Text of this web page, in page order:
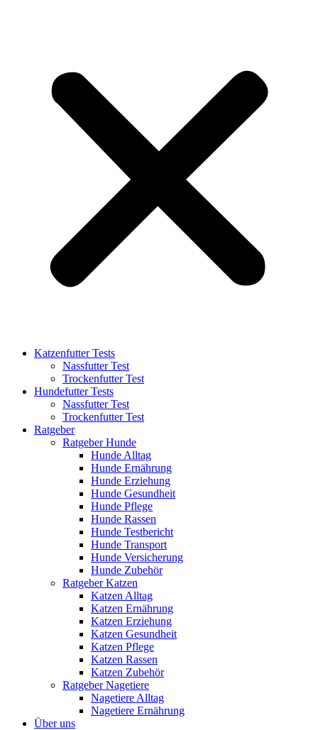
Katzenfutter Tests
Nassfutter Test
Trockenfutter Test
Hundefutter Tests
Nassfutter Test
Trockenfutter Test
Ratgeber
Ratgeber Hunde
Hunde Alltag
Hunde Ernährung
Hunde Erziehung
Hunde Gesundheit
Hunde Pflege
Hunde Rassen
Hunde Testbericht
Hunde Transport
Hunde Versicherung
Hunde Zubehör
Ratgeber Katzen
Katzen Alltag
Katzen Ernährung
Katzen Erziehung
Katzen Gesundheit
Katzen Pflege
Katzen Rassen
Katzen Zubehör
Ratgeber Nagetiere
Nagetiere Alltag
Nagetiere Ernährung
Über uns